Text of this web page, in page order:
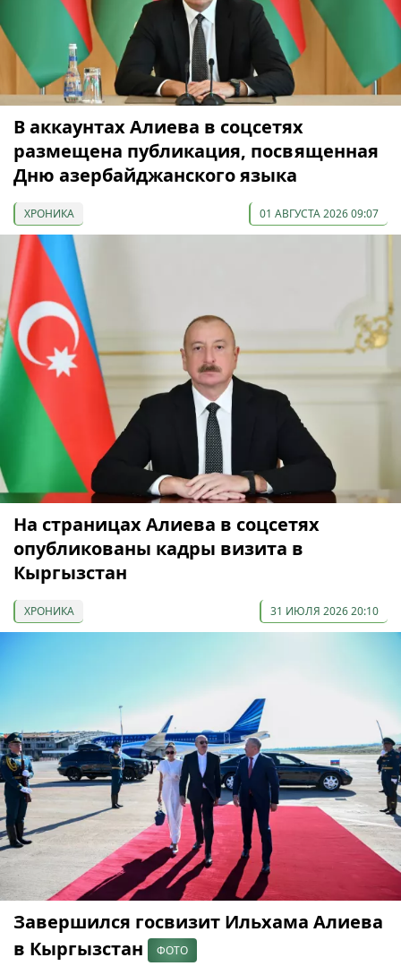
В аккаунтах Алиева в соцсетях
размещена публикация, посвященная
Дню азербайджанского языка
ХРОНИКА 01 АВГУСТА 2026 09:07
На страницах Алиева в соцсетях
опубликованы кадры визита в
Кыргызстан
ХРОНИКА 31 ИЮЛЯ 2026 20:10
Завершился госвизит Ильхама Алиева
в Кыргызстан
ФОТО